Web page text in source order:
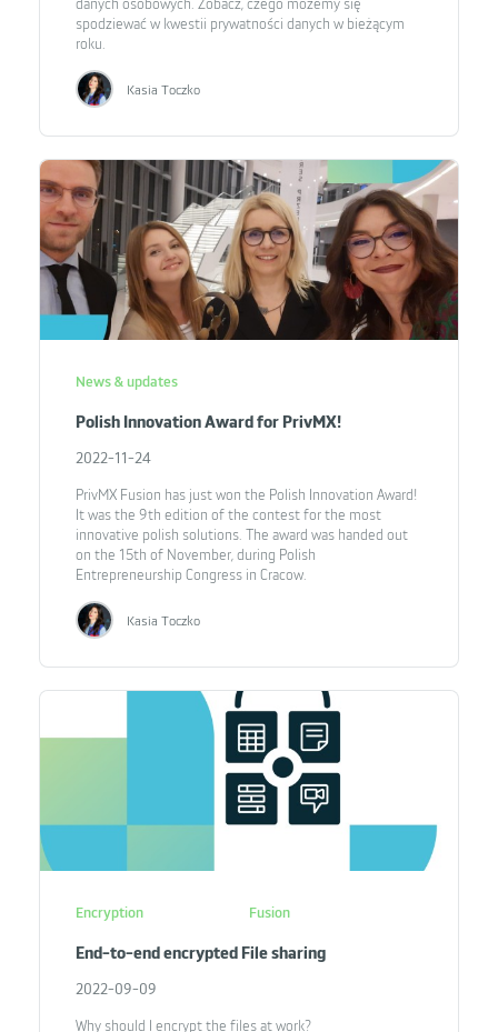
spodziewać w kwestii prywatności danych w bieżącym
roku.
Kasia Toczko
News & updates
Polish Innovation Award for PrivMX!
2022-11-24
PrivMX Fusion has just won the Polish Innovation Award!
It was the 9th edition of the contest for the most
innovative polish solutions. The award was handed out
on the 15th of November, during Polish
Entrepreneurship Congress in Cracow.
Kasia Toczko
Encryption Fusion
End-to-end encrypted File sharing
2022-09-09
Why should I encrypt the files at work?